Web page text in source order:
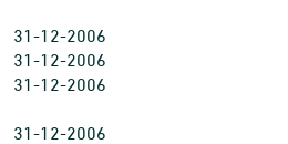
31-12-2006
31-12-2006
31-12-2006
31-12-2006